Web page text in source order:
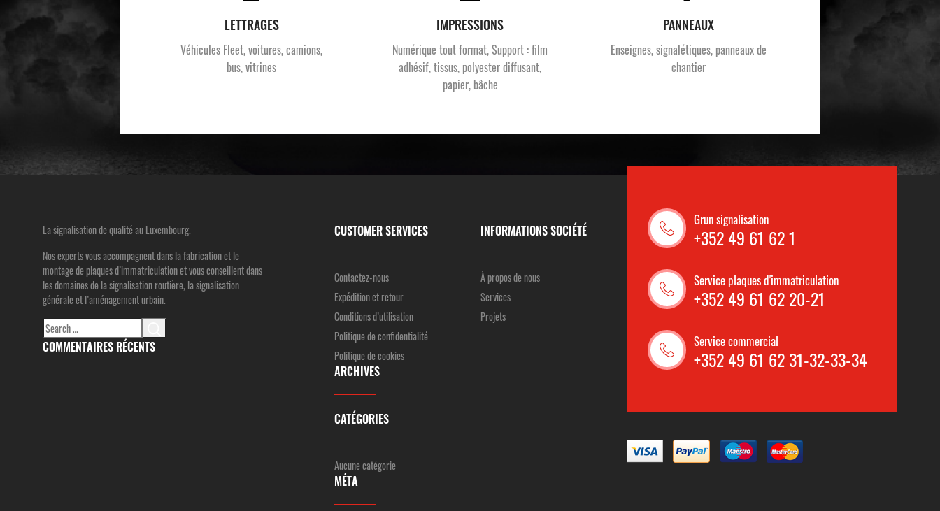
LETTRAGES
Véhicules Fleet, voitures, camions,
bus, vitrines
IMPRESSIONS
Numérique tout format, Support : film
adhésif, tissus, polyester diffusant,
papier, bâche
PANNEAUX
Enseignes, signalétiques, panneaux de
chantier
La signalisation de qualité au Luxembourg.
Nos experts vous accompagnent dans la fabrication et le
montage de plaques d’immatriculation et vous conseillent dans
les domaines de la signalisation routière, la signalisation
générale et l’aménagement urbain.
Search
for:
COMMENTAIRES RÉCENTS
CUSTOMER SERVICES
Contactez-nous
Expédition et retour
Conditions d’utilisation
Politique de confidentialité
Politique de cookies
ARCHIVES
CATÉGORIES
Aucune catégorie
MÉTA
INFORMATIONS SOCIÉTÉ
À propos de nous
Services
Projets
Grun signalisation
+352 49 61 62 1
Service plaques d'immatriculation
+352 49 61 62 20-21
Service commercial
+352 49 61 62 31-32-33-34